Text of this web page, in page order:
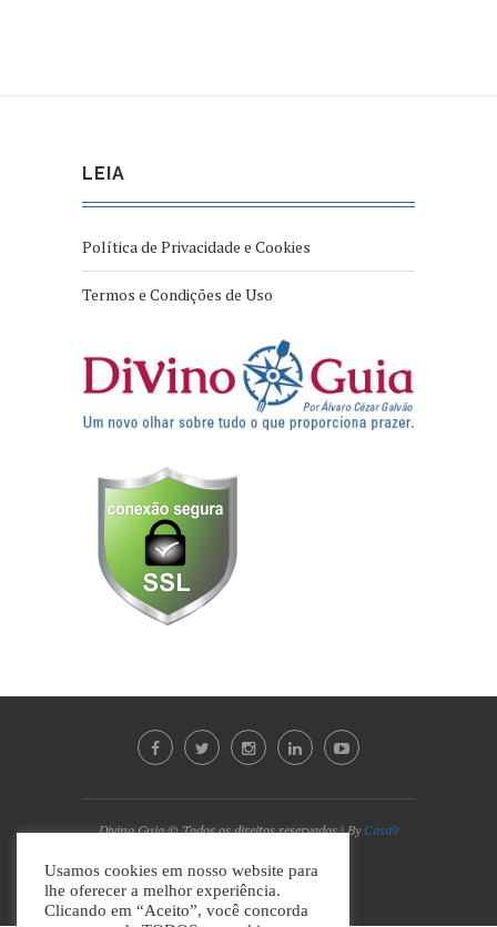
LEIA
Política de Privacidade e Cookies
Termos e Condições de Uso
Divino Guia © Todos os direitos reservados | By Casa9
VOLTAR AO TOPO
Usamos cookies em nosso website para
lhe oferecer a melhor experiência.
Clicando em “Aceito”, você concorda